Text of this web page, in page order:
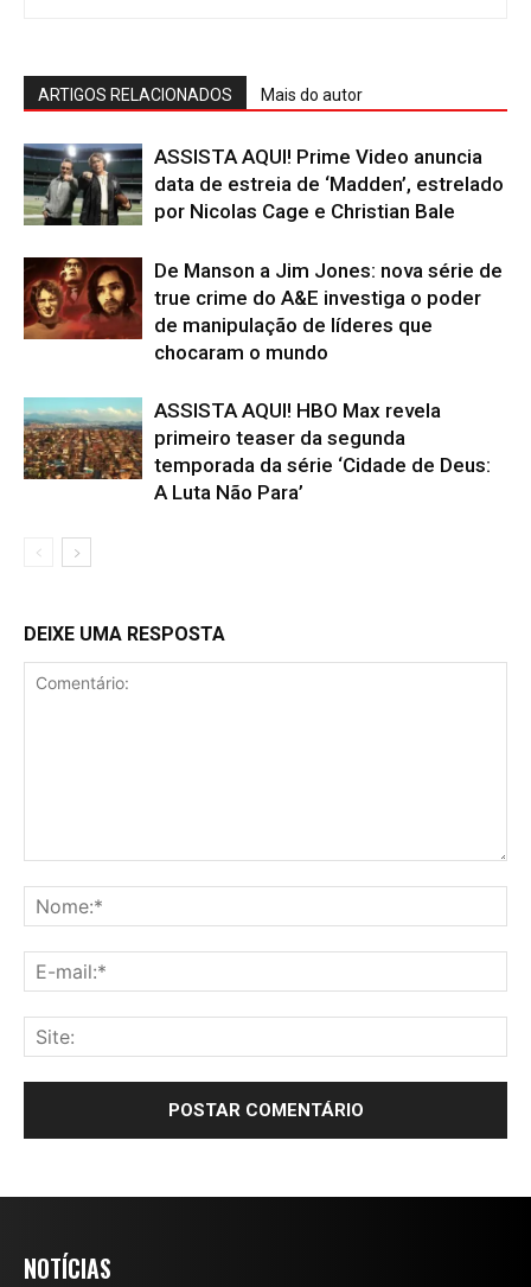
ARTIGOS RELACIONADOS Mais do autor
ASSISTA AQUI! Prime Video anuncia
data de estreia de ‘Madden’, estrelado
por Nicolas Cage e Christian Bale
De Manson a Jim Jones: nova série de
true crime do A&E investiga o poder
de manipulação de líderes que
chocaram o mundo
ASSISTA AQUI! HBO Max revela
primeiro teaser da segunda
temporada da série ‘Cidade de Deus:
A Luta Não Para’
DEIXE UMA RESPOSTA
NOTÍCIAS